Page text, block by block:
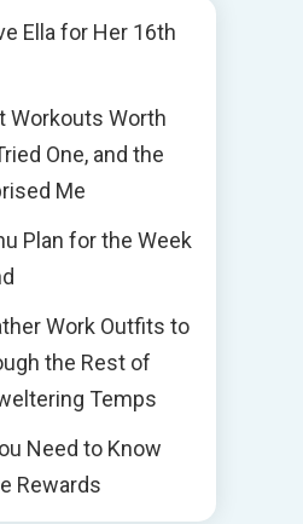
Ella for Her 16th
Workouts Worth
One, and the
Me
Plan for the Week
Work Outfits to
the Rest of
Temps
Need to Know
Rewards